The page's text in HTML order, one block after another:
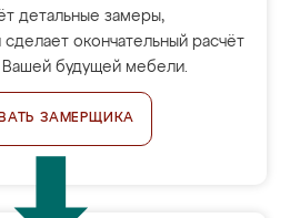
детальные замеры,
окончательный расчёт
Вашей будущей мебели.
ЗАМЕРЩИКА